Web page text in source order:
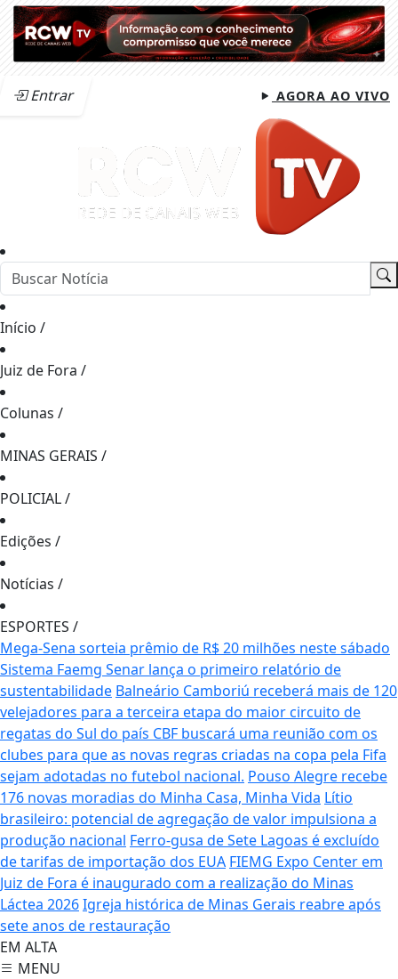
Entrar AGORA AO VIVO
Início /
Juiz de Fora /
Colunas /
MINAS GERAIS /
POLICIAL/
Edições /
Notícias /
ESPORTES /
Mega-Sena sorteia prêmio de R$ 20 milhões neste sábado
Sistema Faemg Senar lança o primeiro relatório de
sustentabilidade Balneário Camboriú receberá mais de 120
velejadores para a terceira etapa do maior circuito de
regatas do Sul do país CBF buscará uma reunião com os
clubes para que as novas regras criadas na copa pela Fifa
sejam adotadas no futebol nacional. Pouso Alegre recebe
176 novas moradias do Minha Casa, Minha Vida Lítio
brasileiro: potencial de agregação de valor impulsiona a
produção nacional Ferro-gusa de Sete Lagoas é excluído
de tarifas de importação dos EUA FIEMG Expo Center em
Juiz de Fora é inaugurado com a realização do Minas
Láctea 2026Igreja histórica de Minas Gerais reabre após
sete anos de restauração
EM ALTA
MENU